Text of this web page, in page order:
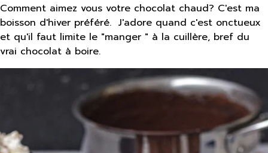
Comment aimez vous votre chocolat chaud? C'est ma
boisson d'hiver préféré. J'adore quand c'est onctueux
et qu'il faut limite le "manger " à la cuillère, bref du
vrai chocolat à boire.